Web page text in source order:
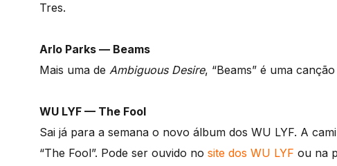
Tres.
Arlo Parks — Beams
Mais uma de Ambiguous Desire, “Beams” é uma
WU LYF — The Fool
Sai já para a semana o novo álbum dos WU LYF. A
“The Fool”. Pode ser ouvido no site dos WU LYF ou na